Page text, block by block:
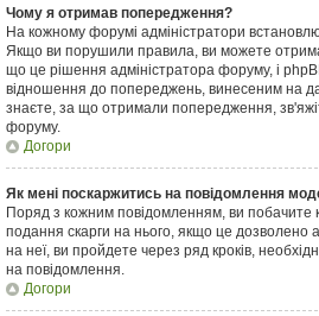
Чому я отримав попередження?
На кожному форумі адміністратори
Якщо ви порушили правила, ви можете
що це рішення адміністратора форуму, і
відношення до попереджень, винесеним на
знаєте, за що отримали попередження,
форуму.
Догори
Як мені поскаржитись на повідомлення
Поряд з кожним повідомленням, ви побачите
подання скарги на нього, якщо це дозволено
на неї, ви пройдете через ряд кроків,
на повідомлення.
Догори